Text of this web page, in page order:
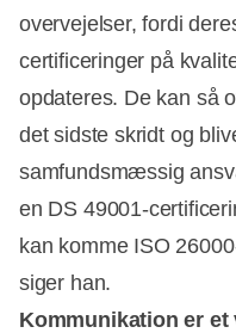
overvejelser, fordi
certificeringer på
opdateres. De kan så
det sidste skridt og
samfundsmæssig
en DS 49001-
kan komme ISO
siger han.
Kommunikation er et